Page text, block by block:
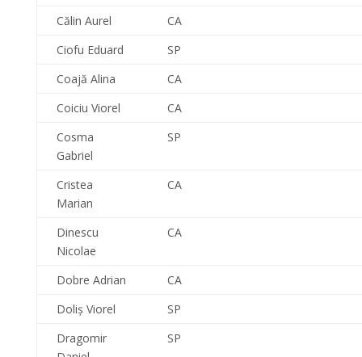
Călin Aurel
CA
Ciofu Eduard
SP
Coajă Alina
CA
Coiciu Viorel
CA
Cosma
Gabriel
SP
Cristea
Marian
CA
Dinescu
Nicolae
CA
Dobre Adrian
CA
Doliş Viorel
SP
Dragomir
SP